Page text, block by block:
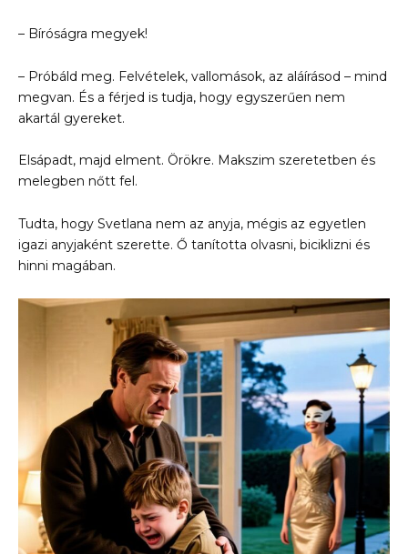
– Bíróságra megyek!
– Próbáld meg. Felvételek, vallomások, az aláírásod – mind
megvan. És a férjed is tudja, hogy egyszerűen nem
akartál gyereket.
Elsápadt, majd elment. Örökre. Makszim szeretetben és
melegben nőtt fel.
Tudta, hogy Svetlana nem az anyja, mégis az egyetlen
igazi anyjaként szerette. Ő tanította olvasni, biciklizni és
hinni magában.